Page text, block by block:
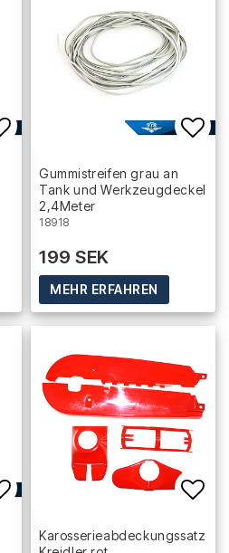
Add to list of favorites
Gummistreifen grau an
Tank und Werkzeugdeckel
2,4Meter
18918
199 SEK
MEHR ERFAHREN
Add to list of favorites
K­a­r­o­s­s­e­r­i­e­a­b­d­e­c­k­u­n­g­s­s­a­t­z